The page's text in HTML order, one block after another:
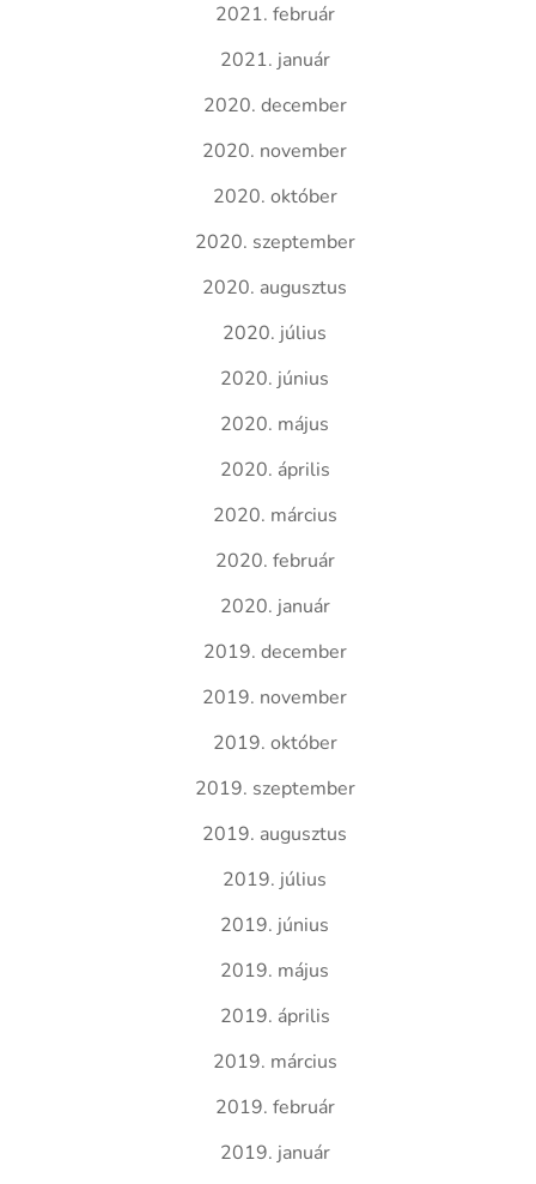
2021. február
2021. január
2020. december
2020. november
2020. október
2020. szeptember
2020. augusztus
2020. július
2020. június
2020. május
2020. április
2020. március
2020. február
2020. január
2019. december
2019. november
2019. október
2019. szeptember
2019. augusztus
2019. július
2019. június
2019. május
2019. április
2019. március
2019. február
2019. január